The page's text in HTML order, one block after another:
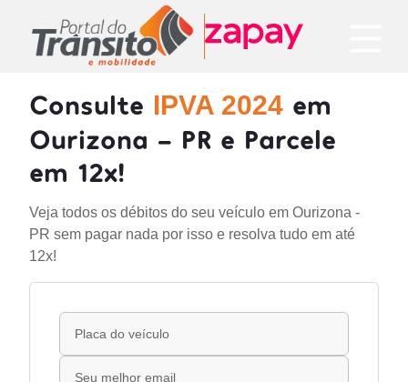
Consulte IPVA 2024 em
Ourizona - PR e Parcele
em 12x!
Veja todos os débitos do seu veículo em Ourizona -
PR sem pagar nada por isso e resolva tudo em até
12x!